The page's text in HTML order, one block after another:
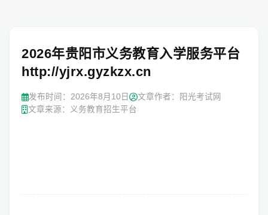
2026年贵阳市义务教育入学服务平台
http://yjrx.gyzkzx.cn
发布时间： 2026年8月10日
文章作者：阳光考试网
文章来源：义务教育招生平台